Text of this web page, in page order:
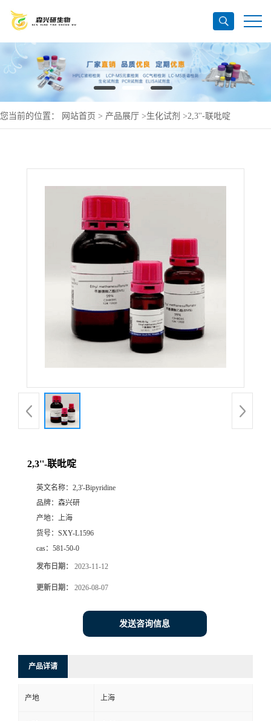
您当前的位置： 网站首页 > 产品展厅 >生化试剂 >2,3''-联吡啶
2,3''-联吡啶
英文名称： 2,3'-Bipyridine
品牌： 森兴研
产地： 上海
货号： SXY-L1596
cas： 581-50-0
发布日期： 2023-11-12
更新日期： 2026-08-07
发送咨询信息
产品详请
产地 上海